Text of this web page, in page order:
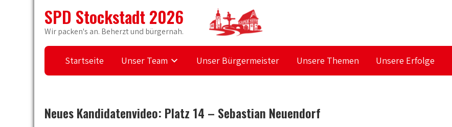
SPD Stockstadt 2026
Wir packen's an. Beherzt und bürgernah.
Startseite Unser Team Unser Bürgermeister Unsere Themen Unsere Erfolge
Neues Kandidatenvideo: Platz 14 – Sebastian Neuendorf